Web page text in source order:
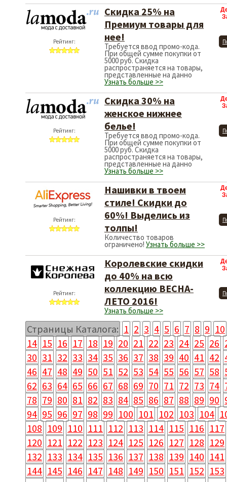
Рейтинг:
Скидка 25% на
Премиум товары для
нее!
Требуется ввод промо-кода.
При общей сумме покупки от
5000 руб. Скидка
распространяется на товары,
представленные на данно
Узнать больше >>
Рейтинг:
Скидка 30% на
женское нижнее
белье!
Требуется ввод промо-кода.
При общей сумме покупки от
5000 руб. Скидка
распространяется на товары,
представленные на данно
Узнать больше >>
Рейтинг:
Нашивки в твоем
стиле! Скидки до
60%! Выделись из
толпы!
Количество товаров
ограничено! Узнать больше >>
Рейтинг:
Королевские скидки
до 40% на всю
коллекцию ВЕСНА-
ЛЕТО 2016!
Узнать больше >>
Страницы Каталога: 1 2 3 4 5 6 7 8 9 10
14 15 16 17 18 19 20 21 22 23 24 25 26
30 31 32 33 34 35 36 37 38 39 40 41 42
46 47 48 49 50 51 52 53 54 55 56 57 58
62 63 64 65 66 67 68 69 70 71 72 73 74
78 79 80 81 82 83 84 85 86 87 88 89 90
94 95 96 97 98 99 100 101 102 103 104
108 109 110 111 112 113 114 115 116 117
120 121 122 123 124 125 126 127 128 129
132 133 134 135 136 137 138 139 140 141
144 145 146 147 148 149 150 151 152 153